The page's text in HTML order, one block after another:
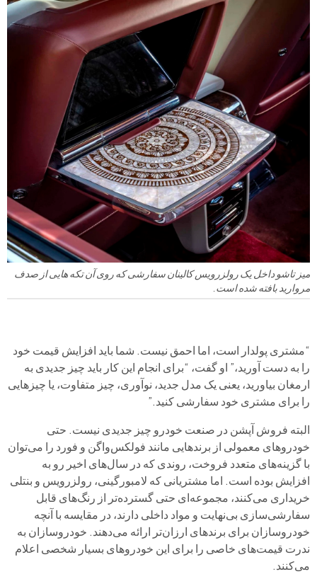
میز تاشو داخل یک رولزرویس کالینان سفارشی که روی آن تکه هایی از صدف
مروارید بافته شده است.
“مشتری پولدار است، اما احمق نیست. شما باید افزایش قیمت خود
را به دست آورید،” او گفت، “برای انجام این کار باید چیز جدیدی به
ارمغان بیاورید، یعنی یک مدل جدید، نوآوری، چیز متفاوت، یا چیزهایی
را برای مشتری خود سفارشی کنید.”
البته فروش آپشن در صنعت خودرو چیز جدیدی نیست. حتی
خودروهای معمولی از برندهایی مانند فولکس‌واگن و فورد را می‌توان
با گزینه‌های متعدد فروخت، روندی که در سال‌های اخیر رو به
افزایش بوده است. اما مشتریانی که لامبورگینی، رولزرویس و بنتلی
خریداری می‌کنند، مجموعه‌ای حتی گسترده‌تر از رنگ‌های قابل
سفارشی‌سازی بی‌نهایت و مواد داخلی دارند، در مقایسه با آنچه
خودروسازان برای برندهای ارزان‌تر ارائه می‌دهند. خودروسازان به
ندرت قیمت‌های خاصی را برای این خودروهای بسیار شخصی اعلام
می‌کنند.